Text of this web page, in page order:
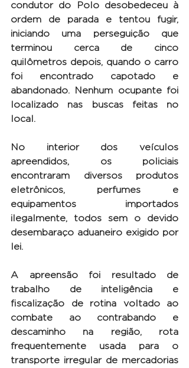
condutor do Polo desobedeceu à
ordem de parada e tentou fugir,
iniciando uma perseguição que
terminou cerca de cinco
quilômetros depois, quando o carro
foi encontrado capotado e
abandonado. Nenhum ocupante foi
localizado nas buscas feitas no
local.
No interior dos veículos
apreendidos, os policiais
encontraram diversos produtos
eletrônicos, perfumes e
equipamentos importados
ilegalmente, todos sem o devido
desembaraço aduaneiro exigido por
lei.
A apreensão foi resultado de
trabalho de inteligência e
fiscalização de rotina voltado ao
combate ao contrabando e
descaminho na região, rota
frequentemente usada para o
transporte irregular de mercadorias